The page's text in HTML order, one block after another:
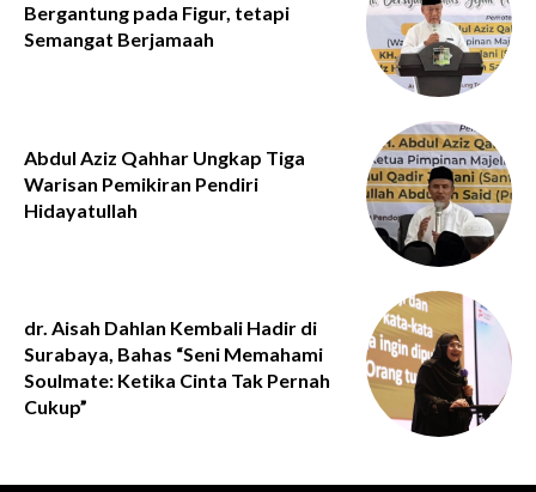
Bergantung pada Figur, tetapi
Semangat Berjamaah
Abdul Aziz Qahhar Ungkap Tiga
Warisan Pemikiran Pendiri
Hidayatullah
dr. Aisah Dahlan Kembali Hadir di
Surabaya, Bahas “Seni Memahami
Soulmate: Ketika Cinta Tak Pernah
Cukup”